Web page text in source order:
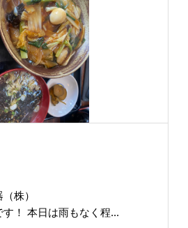
株）
！ 本日は雨もなく程...